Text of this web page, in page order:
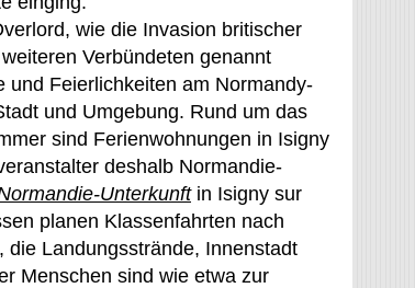
wie die Invasion britischer
Verbündeten genannt
und Feierlichkeiten am Normandy-
und Umgebung. Rund um das
sind Ferienwohnungen in Isigny
deshalb Normandie-
Unterkunftin Isigny sur
planen Klassenfahrten nach
Landungsstrände, Innenstadt
Menschen sind wie etwa zur